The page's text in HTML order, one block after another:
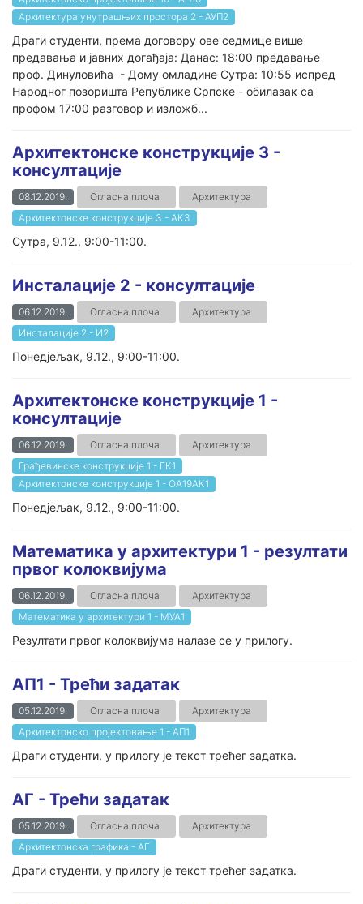
Архитектура унутрашњих простора 2 - АУП2
Драги студенти, према договору ове седмице више
предавања и јавних догађаја: Данас: 18:00 предавање
проф. Динуловића - Дому омладине Сутра: 10:55 испред
Народног позоришта Републике Српске - обилазак са
профом 17:00 разговор и изложб...
Архитектонске конструкције 3 -
консултације
08.12.2019. Огласна плоча
Архитектура
Архитектонске конструкције 3 - АК3
Сутра, 9.12., 9:00-11:00.
Инсталације 2 - консултације
06.12.2019. Огласна плоча
Архитектура
Инсталације 2 - И2
Понедјељак, 9.12., 9:00-11:00.
Архитектонске конструкције 1 -
консултације
06.12.2019. Огласна плоча
Архитектура
Грађевинске конструкције 1 - ГК1
Архитектонске конструкције 1 - ОА19АК1
Понедјељак, 9.12., 9:00-11:00.
Математика у архитектури 1 - резултати
првог колоквијума
06.12.2019. Огласна плоча
Архитектура
Математика у архитектури 1 - МУА1
Резултати првог колоквијума налазе се у прилогу.
АП1 - Трећи задатак
05.12.2019. Огласна плоча
Архитектура
Архитектонско пројектовање 1 - AП1
Драги студенти, у прилогу је текст трећег задатка.
АГ - Трећи задатак
05.12.2019. Огласна плоча
Архитектура
Архитектонска графика - АГ
Драги студенти, у прилогу је текст трећег задатка.